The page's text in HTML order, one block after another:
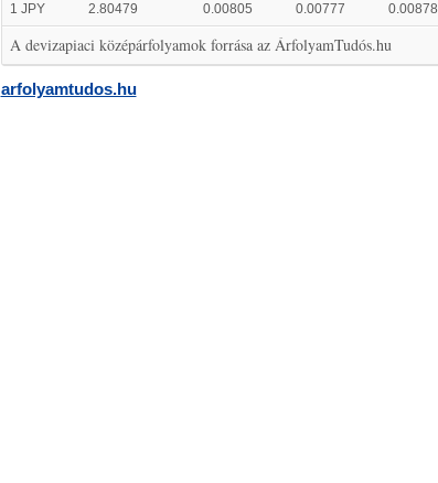
1 JPY 2.80479 0.00805 0.00777 0.00878
A devizapiaci középárfolyamok forrása az ÁrfolyamTudós.hu
arfolyamtudos.hu